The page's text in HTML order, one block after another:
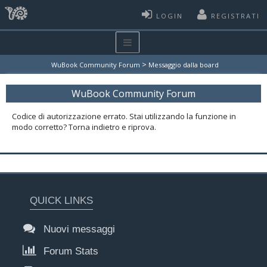
LOGIN REGISTRATI
WuBook Community Forum > Messaggio dalla board
WuBook Community Forum
Codice di autorizzazione errato. Stai utilizzando la funzione in
modo corretto? Torna indietro e riprova.
QUICK LINKS
Nuovi messaggi
Forum Stats